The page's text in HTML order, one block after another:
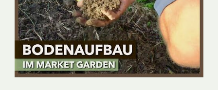
SERVICE
ÜBER UNS